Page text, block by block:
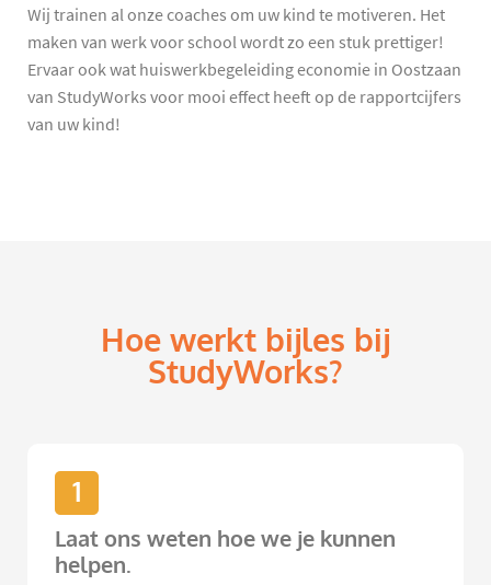
Wij trainen al onze coaches om uw kind te motiveren. Het
maken van werk voor school wordt zo een stuk prettiger!
Ervaar ook wat huiswerkbegeleiding economie in Oostzaan
van StudyWorks voor mooi effect heeft op de rapportcijfers
van uw kind!
Hoe werkt bijles bij
StudyWorks?
1
Laat ons weten hoe we je kunnen
helpen.